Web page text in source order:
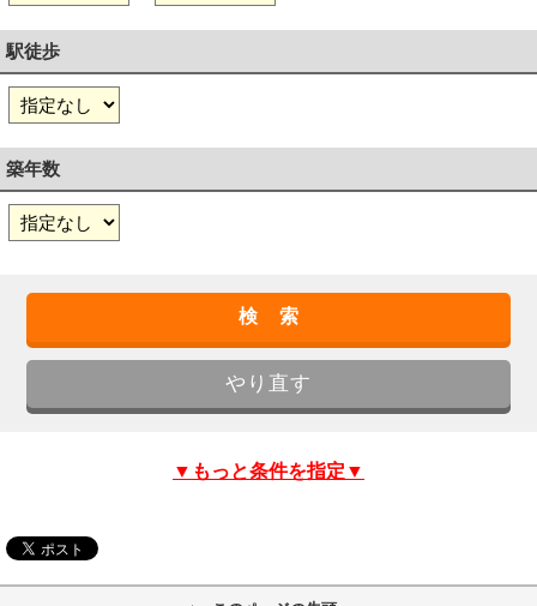
駅徒歩
築年数
▼もっと条件を指定▼